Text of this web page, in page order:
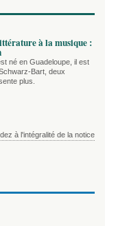
à la musique :
né en Guadeloupe, il est
Bart, deux
plus.
à l'intégralité de la notice